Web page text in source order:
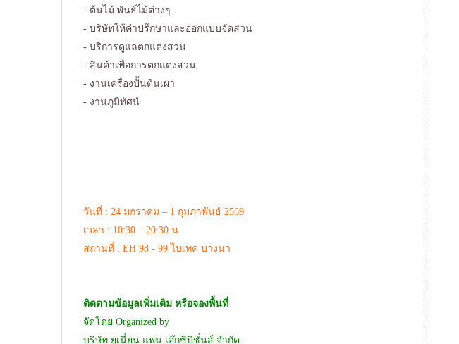
- ต้นไม้ พันธ์ไม้ต่างๆ
- บริษัทให้คำปรึกษาและออกแบบจัดสวน
- บริการดูแลตกแต่งสวน
- สินค้าเพื่อการตกแต่งสวน
- งานเครื่องปั้นตินเผา
- งานภูมิทัศน์
วันที่ : 24 มกราคม – 1 กุมภาพันธ์ 2569
เวลา : 10:30 – 20:30 น.
สถานที่ : EH 98 - 99 ไบเทค บางนา
ติดตามข้อมูลเพิ่มเติม หรือจองพื้นที่
จัดโดย Organized by
บริษัท ยูเนี่ยน แพน เอ๊กซิบิชั่นส์ จำกัด